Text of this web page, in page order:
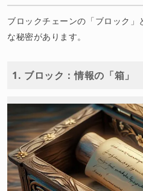
ブロックチェーンの「ブロック
な秘密があります。
1. ブロック：情報の「箱」